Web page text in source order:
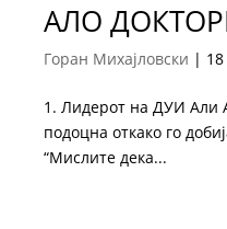
АЛО
Горан Михајловски |
1. Лидерот на ДУИ Али
подоцна откако го
“Мислите дека...